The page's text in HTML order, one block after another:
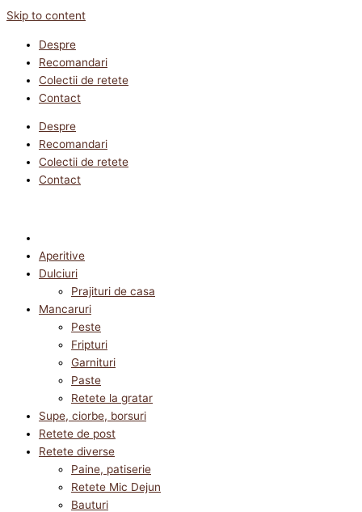
Skip to content
Despre
Recomandari
Colectii de retete
Contact
Despre
Recomandari
Colectii de retete
Contact
Aperitive
Dulciuri
Prajituri de casa
Mancaruri
Peste
Fripturi
Garnituri
Paste
Retete la gratar
Supe, ciorbe, borsuri
Retete de post
Retete diverse
Paine, patiserie
Retete Mic Dejun
Bauturi